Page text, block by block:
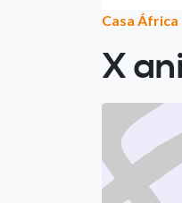
Casa África
X